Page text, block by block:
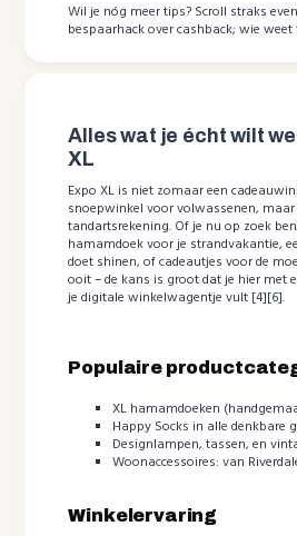
Wil je nóg meer tips? Scroll straks
bespaarhack over cashback; wie
Alles wat je écht wilt
XL
Expo XL is niet zomaar een
snoepwinkel voor volwassenen, maar
tandartsrekening. Of je nu op zoek
hamamdoek voor je strandvakantie,
doet shinen, of cadeautjes voor de
ooit – de kans is groot dat je hier met
je digitale winkelwagentje vult [4][6].
Populaire
XL hamamdoeken
Happy Socks in alle denkbare
Designlampen, tassen, en
Woonaccessoires: van
Winkelervaring